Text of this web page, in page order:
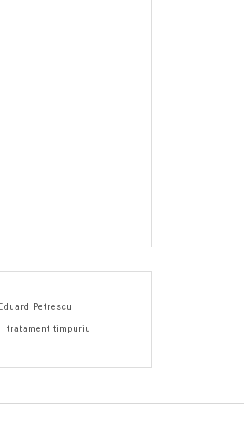
Eduard Petrescu
tratament timpuriu